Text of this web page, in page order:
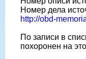
Номер дела
http://obd-
По записи в
похоронен на